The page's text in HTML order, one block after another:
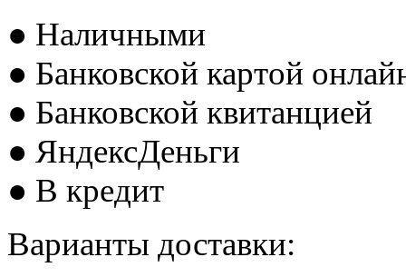
● Наличными
● Банковской картой
● Банковской квитанцией
● ЯндексДеньги
● В кредит
Варианты доставки: